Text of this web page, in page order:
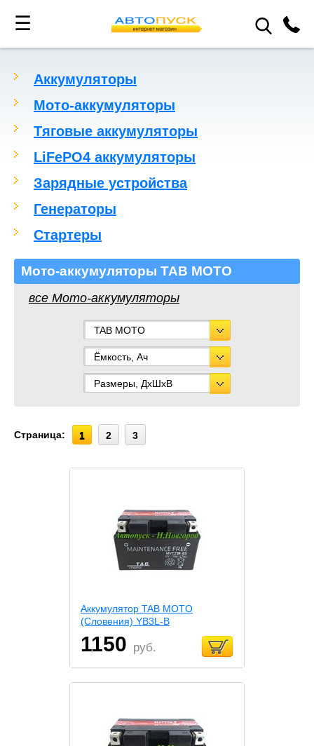
☰
Аккумуляторы
Мото-аккумуляторы
Тяговые аккумуляторы
LiFePO4 аккумуляторы
Зарядные устройства
Генераторы
Стартеры
Мото-аккумуляторы TAB MOTO
все Мото-аккумуляторы
TAB MOTO
Ёмкость, Ач
Размеры, ДхШхВ
Страница: 1 2 3
Аккумулятор TAB MOTO
(Словения) YB3L-B
1150 руб.